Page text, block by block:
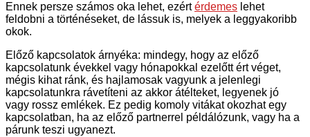
Ennek persze számos oka lehet, ezértérdemes lehet
feldobni a történéseket, de lássuk is, melyek a leggyakoribb
okok.
Előző kapcsolatok árnyéka: mindegy, hogy az előző
kapcsolatunk évekkel vagy hónapokkal ezelőtt ért véget,
mégis kihat ránk, és hajlamosak vagyunk a jelenlegi
kapcsolatunkra rávetíteni az akkor átélteket, legyenek jó
vagy rossz emlékek. Ez pedig komoly vitákat okozhat egy
kapcsolatban, ha az előző partnerrel példálózunk, vagy ha a
párunk teszi ugyanezt.